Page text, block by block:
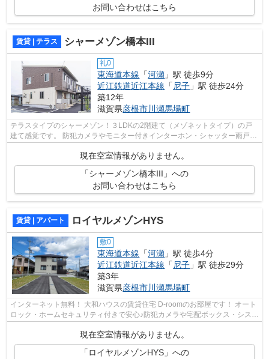
お問い合わせはこちら
賃貸 | テラス シャーメゾン橋本III
礼0
東海道本線 「河瀬 」駅 徒歩9分
近江鉄道近江本線 「尼子 」駅 徒歩24分
築12年
滋賀県彦根市川瀬馬場町
テラスタイプのシャーメゾン！３LDKの2階建て（メゾネットタイプ）の戸
建て感覚です。 防犯カメラやモニター付きインターホン・シャッター雨戸・
現在空室情報がありません。
「シャーメゾン橋本III」への
お問い合わせはこちら
賃貸 | アパート ロイヤルメゾンHYS
敷0
東海道本線 「河瀬 」駅 徒歩4分
近江鉄道近江本線 「 尼子 」駅 徒歩29分
築3年
滋賀県彦根市川瀬馬場町
インターネット無料！ 大和ハウスの賃貸住宅 D-roomのお部屋です！ オート
ロック・ホームセキュリティ付きで安心♪防犯カメラや宅配ボックス・システ
現在空室情報がありません。
「ロイヤルメゾンHYS」への